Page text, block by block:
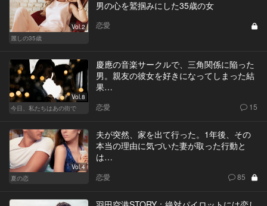
Vol.2
麗しの35歳
男の心を鷲掴みにした35歳の女
恋愛
Vol.8
今日、私たちはあの街で
慶應の音楽サークルで、三角関係に陥った
男。親友の彼女を好きになってしまった結
果…
恋愛 15
Vol.4
夏の恋
夫が突然、家を出て行った。1年後、その
本当の理由に気づいた妻が取った行動と
は…
恋愛 85